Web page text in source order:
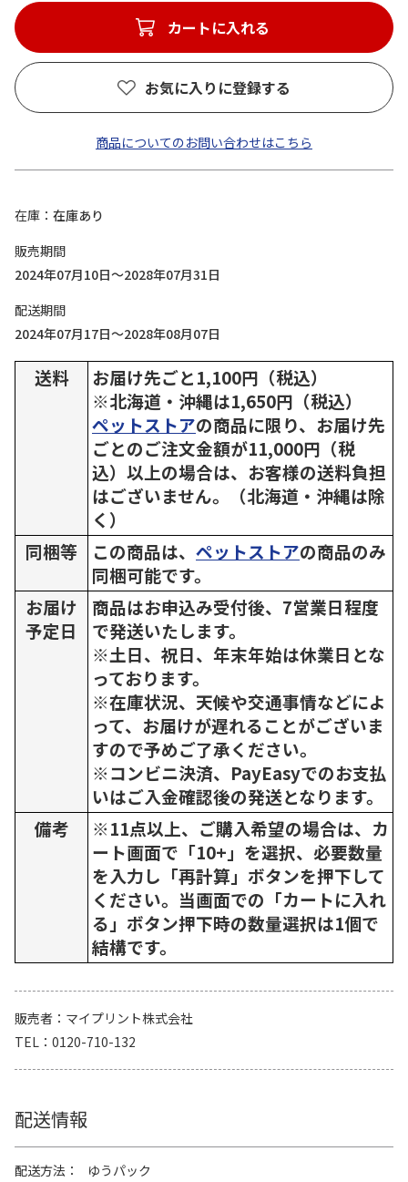
カートに入れる
お気に入りに登録する
商品についてのお問い合わせはこちら
在庫
在庫あり
販売期間
2024年07月10日～2028年07月31日
配送期間
2024年07月17日～2028年08月07日
送料
お届け先ごと1,100円（税込）
※北海道・沖縄は1,650円（税込）
ペットストアの商品に限り、お届け先
ごとのご注文金額が11,000円（税
込）以上の場合は、お客様の送料負担
はございません。（北海道・沖縄は除
く）
同梱等
この商品は、 ペットストアの商品のみ
同梱可能です。
お届け
予定日
商品はお申込み受付後、7営業日程度
で発送いたします。
※土日、祝日、年末年始は休業日とな
っております。
※在庫状況、天候や交通事情などによ
って、お届けが遅れることがございま
すので予めご了承ください。
※コンビニ決済、PayEasyでのお支払
いはご入金確認後の発送となります。
備考
※11点以上、ご購入希望の場合は、カ
ート画面で「10+」を選択、必要数量
を入力し「再計算」ボタンを押下して
ください。当画面での「カートに入れ
る」ボタン押下時の数量選択は1個で
結構です。
販売者
マイプリント株式会社
TEL
0120-710-132
配送情報
配送方法
ゆうパック